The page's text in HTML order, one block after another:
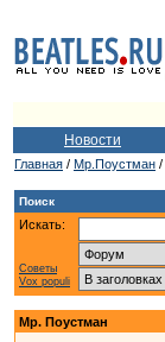
Новости
Главная / Мр.Поустман /
Поиск
Искать:
Советы
Vox populi
Мр. Поустман